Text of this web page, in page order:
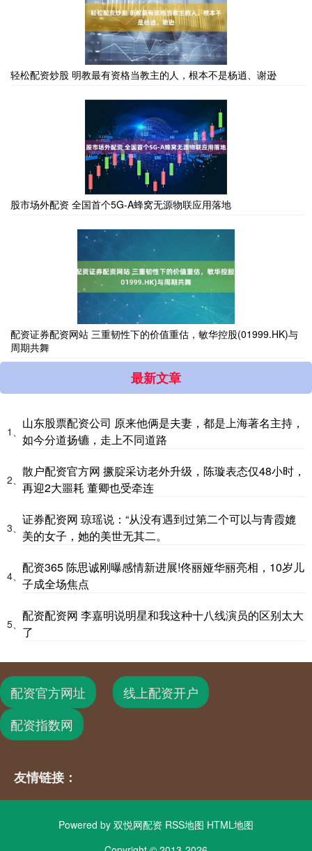
轻松配资炒股 明教最有资格当教主的人，根本不是杨逍、谢逊
股市场外配资 全国首个5G-A蜂窝无源物联应用落地
配资证券配资网站 三重韧性下的价值重估，敏华控股(01999.HK)与
周期共舞
最新文章
1、
山东股票配资公司 原来他俩是夫妻，都是上海著名主持，
如今分道扬镳，走上不同道路
2、
散户配资官方网 撅腚采访老外升级，陈璇表态仅48小时，
再迎2大噩耗 董卿也受牵连
3、
证券配资网 琼瑶说：“从没有遇到过第二个可以与青霞媲
美的女子‌，她的美世无其二。
4、
配资365 陈思诚刚曝感情新进展!佟丽娅华丽亮相，10岁儿
子成全场焦点
5、
配资配资网 李嘉明说明星和我这种十八线演员的区别太大
了
配资官方网址
线上配资开户
配资指数网
友情链接：
Powered by 双悦网配资 RSS地图 HTML地图